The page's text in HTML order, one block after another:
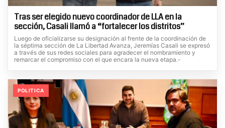
Tras ser elegido nuevo coordinador de LLA en la
sección, Casali llamó a “fortalecer los distritos”
Luego de oficializarse su designación al frente de la coordinación de
la séptima sección de La Libertad Avanza, Jeremías Casali se expresó
a través de sus redes sociales para agradecer el nombramiento y
remarcar el compromiso con el que encara la nueva etapa.-
POLITICA